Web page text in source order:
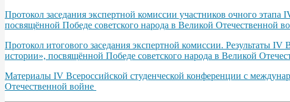
Протокол заседания экспертной комиссии участников очного
посвящённой Победе советского народа в Великой Отечественной
Протокол итогового заседания экспертной комиссии. Результаты
истории», посвящённой Победе советского народа в Великой
Материалы IV Всероссийской студенческой конференции с
Отечественной войне